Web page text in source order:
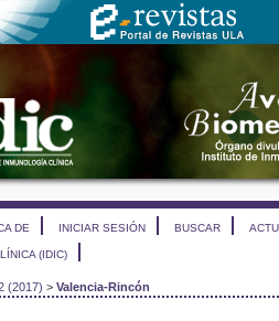
DE INICIAR SESIÓN BUSCAR
(IDIC)
(2017) > Valencia-Rincón